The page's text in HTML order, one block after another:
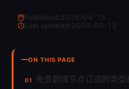
Last updated:
ON THIS PAGE